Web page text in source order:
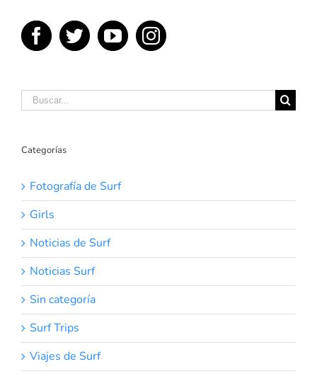
Buscar:
Categorías
Fotografía de Surf
Girls
Noticias de Surf
Noticias Surf
Sin categoría
Surf Trips
Viajes de Surf